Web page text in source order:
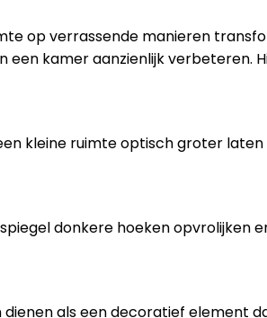
op verrassende manieren
een kamer aanzienlijk verbeteren.
kleine ruimte optisch groter
donkere hoeken opvrolijken
dienen als een decoratief element